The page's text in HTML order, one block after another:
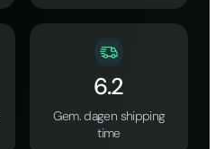
6.2
Gem. dagen shipping
time